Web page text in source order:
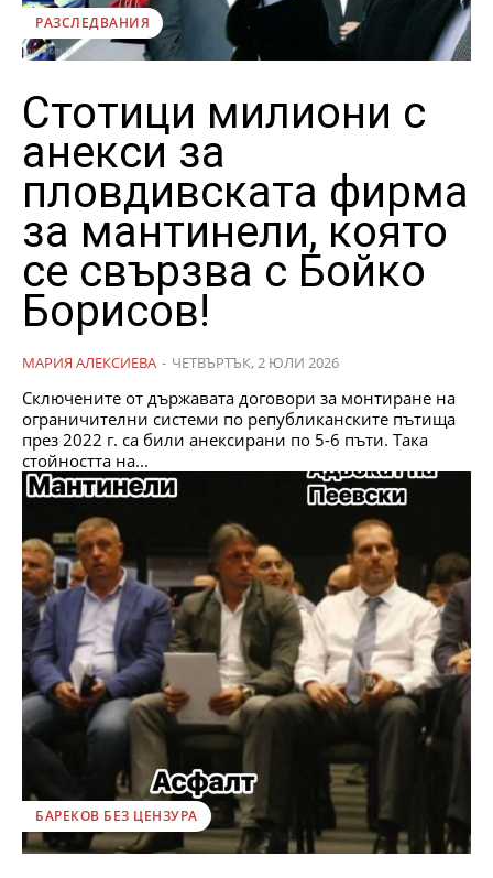
РАЗСЛЕДВАНИЯ
Стотици милиони с
анекси за
пловдивската фирма
за мантинели, която
се свързва с Бойко
Борисов!
МАРИЯ АЛЕКСИЕВА - ЧЕТВЪРТЪК, 2 ЮЛИ 2026
Сключените от държавата договори за монтиране на
ограничителни системи по републиканските пътища
през 2022 г. са били анексирани по 5-6 пъти. Така
стойността на...
БАРЕКОВ БЕЗ ЦЕНЗУРА